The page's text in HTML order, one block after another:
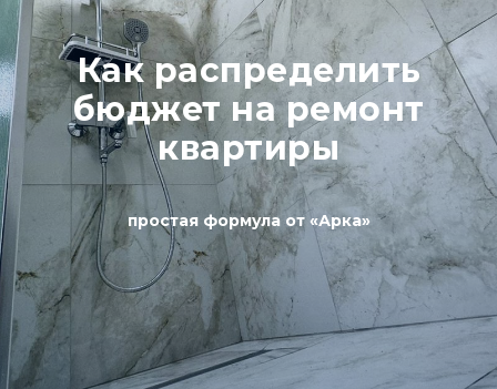
Как распределить
бюджет на ремонт
квартиры
простая формула от «Арка»